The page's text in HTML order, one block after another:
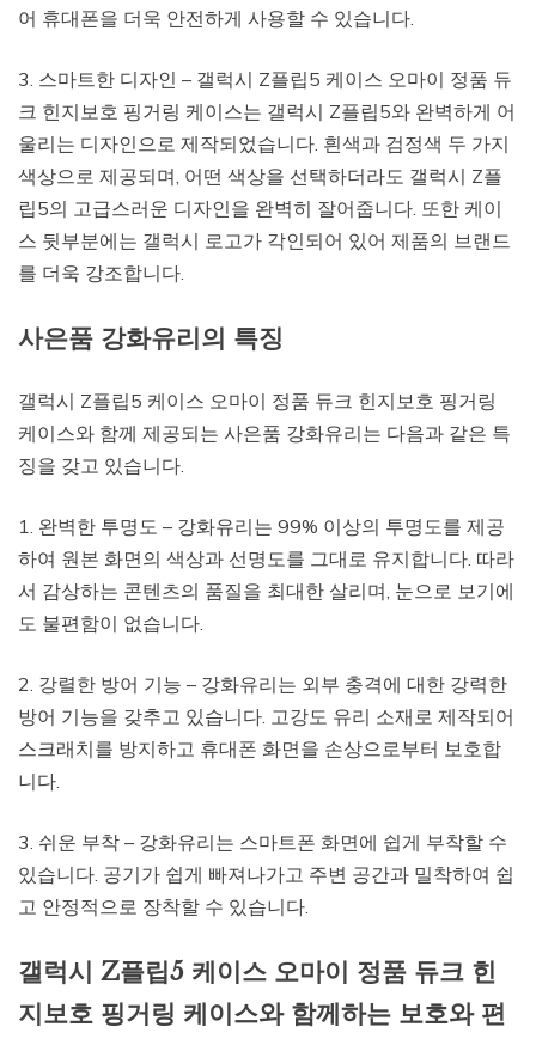
어 휴대폰을 더욱 안전하게 사용할 수 있습니다.
3. 스마트한 디자인 – 갤럭시 Z플립5 케이스 오마이 정품 듀
크 힌지보호 핑거링 케이스는 갤럭시 Z플립5와 완벽하게 어
울리는 디자인으로 제작되었습니다. 흰색과 검정색 두 가지
색상으로 제공되며, 어떤 색상을 선택하더라도 갤럭시 Z플
립5의 고급스러운 디자인을 완벽히 잘어줍니다. 또한 케이
스 뒷부분에는 갤럭시 로고가 각인되어 있어 제품의 브랜드
를 더욱 강조합니다.
사은품 강화유리의 특징
갤럭시 Z플립5 케이스 오마이 정품 듀크 힌지보호 핑거링
케이스와 함께 제공되는 사은품 강화유리는 다음과 같은 특
징을 갖고 있습니다.
1. 완벽한 투명도 – 강화유리는 99% 이상의 투명도를 제공
하여 원본 화면의 색상과 선명도를 그대로 유지합니다. 따라
서 감상하는 콘텐츠의 품질을 최대한 살리며, 눈으로 보기에
도 불편함이 없습니다.
2. 강렬한 방어 기능 – 강화유리는 외부 충격에 대한 강력한
방어 기능을 갖추고 있습니다. 고강도 유리 소재로 제작되어
스크래치를 방지하고 휴대폰 화면을 손상으로부터 보호합
니다.
3. 쉬운 부착 – 강화유리는 스마트폰 화면에 쉽게 부착할 수
있습니다. 공기가 쉽게 빠져나가고 주변 공간과 밀착하여 쉽
고 안정적으로 장착할 수 있습니다.
갤럭시 Z플립5 케이스 오마이 정품 듀크 힌
지보호 핑거링 케이스와 함께하는 보호와 편